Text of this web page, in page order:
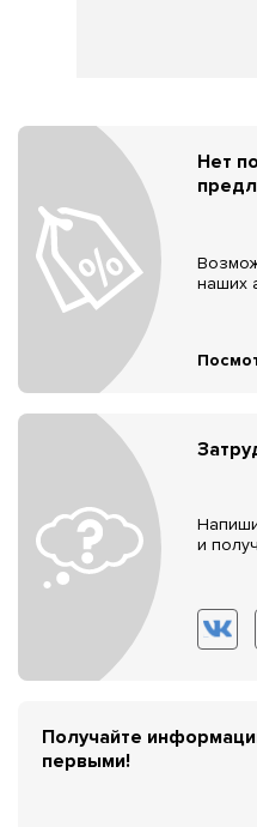
Нет
наших
и
Получайте
первыми!